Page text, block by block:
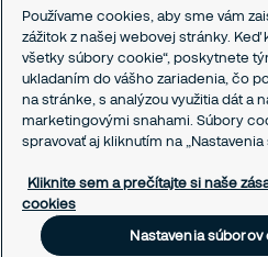
Zásady ochrany osobných
Responsible disclosure
Pracovné príležitosti
Kariéra
Nastavenia súborov cookie
Používame cookies, aby sme vám
zážitok z našej webovej stránky. Keď
všetky súbory cookie“, poskytnete
ukladaním do vášho zariadenia, čo
na stránke, s analýzou využitia dát a
marketingovými snahami. Súbory
spravovať aj kliknutím na „Nastavenia
Kliknite sem a prečítajte si naše
cookies
Nastavenia